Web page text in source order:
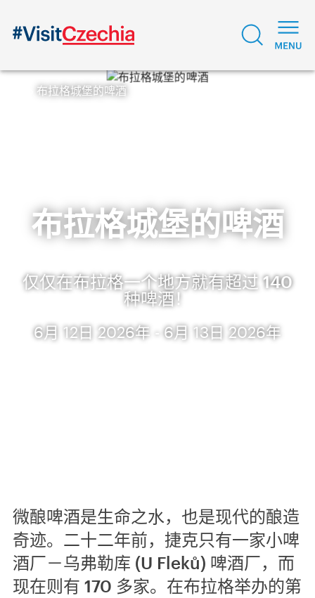
布拉格城堡的啤酒
布拉格城堡的啤酒
仅仅在布拉格一个地方就有超过 140
种啤酒！
6月 12日 2026年 - 6月 13日 2026年
微酿啤酒是生命之水，也是现代的酿造
奇迹。二十二年前，捷克只有一家小啤
酒厂－乌弗勒库 (U Fleků) 啤酒厂，而
现在则有 170 多家。在布拉格举办的第